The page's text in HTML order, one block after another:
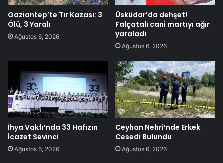
Gaziantep’te Tır Kazası: 3
Ölü, 3 Yaralı
Ağustos 6, 2026
Üsküdar’da dehşet!
Falçatalı cani martıyı ağır
yaraladı
Ağustos 6, 2026
İhya Vakfı’nda 33 Hafızın
İcazet Sevinci
Ağustos 6, 2026
Ceyhan Nehri’nde Erkek
Cesedi Bulundu
Ağustos 6, 2026